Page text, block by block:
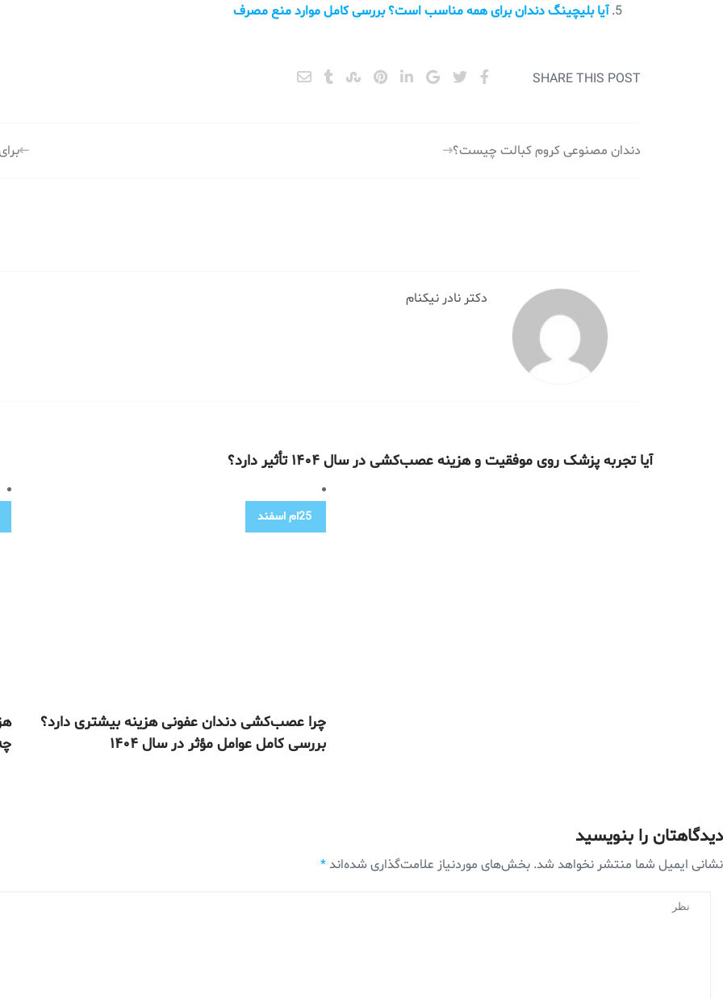
آیا بلیچینگ دندان برای همه مناسب است؟ بررسی کامل موارد منع مصرف
SHARE THIS POST
راهبری
دندان مصنوعی کروم کبالت چیست؟
دکتر نادر نیکنام
آیا تجربه پزشک روی موفقیت و هزینه عصب‌کشی در سال ۱۴۰۴ تأثیر دارد؟
25ام اسفند
چرا عصب‌کشی دندان عفونی هزینه بیشتری دارد؟
بررسی کامل عوامل مؤثر در سال ۱۴۰۴
دیدگاهتان را بنویسید
نشانی ایمیل شما منتشر نخواهد شد. بخش‌های موردنیاز علامت‌گذاری شده‌اند*